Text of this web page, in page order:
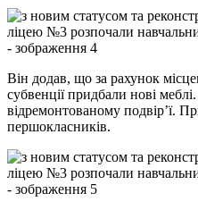
Він додав, що за рахунок
субвенції придбали нові
відремонтованому подвір’ї.
першокласників.